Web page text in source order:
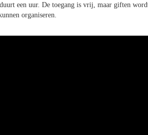
een uur. De toegang is vrij, maar giften
organiseren.